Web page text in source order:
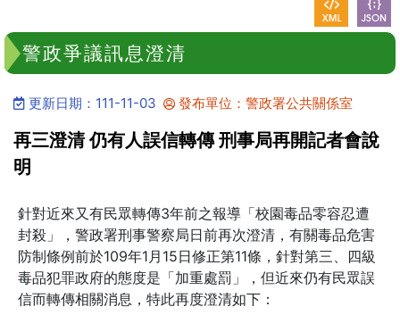
警政爭議訊息澄清
更新日期：111-11-03 發布單位：警政署公共關係室
再三澄清 仍有人誤信轉傳 刑事局再開記者會說
明
針對近來又有民眾轉傳3年前之報導「校園毒品零容忍遭
封殺」，警政署刑事警察局日前再次澄清，有關毒品危害
防制條例前於109年1月15日修正第11條，針對第三、四級
毒品犯罪政府的態度是「加重處罰」，但近來仍有民眾誤
信而轉傳相關消息，特此再度澄清如下：